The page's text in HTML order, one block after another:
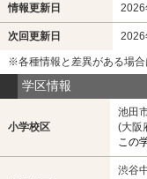
情報更新日 2026
次回更新日 2026
※各種情報と差異がある場
学区情報
小学校区
池田
(大阪
この
渋谷